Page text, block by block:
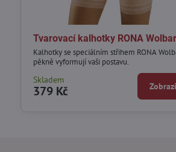
Tvarovací kalhotky RONA Wolbar
Kalhotky se speciálním střihem RONA
pěkně vyformují vaši postavu.
Skladem
379 Kč